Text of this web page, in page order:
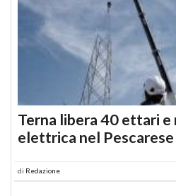
Terna libera 40 ettari
elettrica nel Pescarese
di Redazione